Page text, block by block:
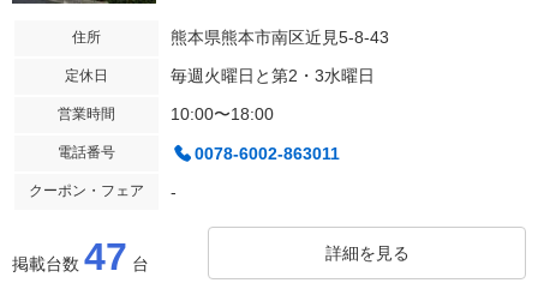
住所 熊本県熊本市南区近見5-8-43
定休日 毎週火曜日と第2・3水曜日
営業時間 10:00〜18:00
電話番号 0078-6002-863011
クーポン・フェア -
掲載台数 47 台
詳細を見る